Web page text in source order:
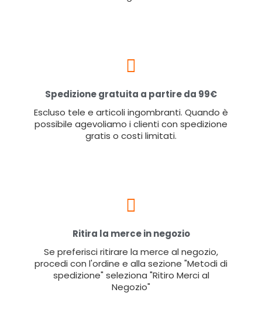
Spedizione gratuita a partire da 99€
Escluso tele e articoli ingombranti. Quando è
possibile agevoliamo i clienti con spedizione
gratis o costi limitati.
Ritira la merce in negozio
Se preferisci ritirare la merce al negozio,
procedi con l'ordine e alla sezione "Metodi di
spedizione" seleziona "Ritiro Merci al
Negozio"